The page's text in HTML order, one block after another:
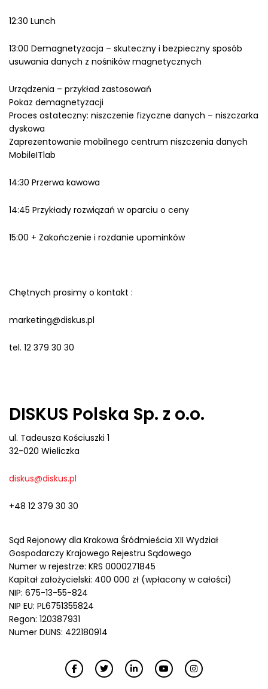
12:30 Lunch
13:00 Demagnetyzacja – skuteczny i bezpieczny sposób
usuwania danych z nośników magnetycznych
Urządzenia – przykład zastosowań
Pokaz demagnetyzacji
Proces ostateczny: niszczenie fizyczne danych – niszczarka
dyskowa
Zaprezentowanie mobilnego centrum niszczenia danych
MobileITlab
14:30 Przerwa kawowa
14:45 Przykłady rozwiązań w oparciu o ceny
15:00 + Zakończenie i rozdanie upominków
Chętnych prosimy o kontakt :
marketing@diskus.pl
tel. 12 379 30 30
DISKUS Polska Sp. z o.o.
ul. Tadeusza Kościuszki 1
32-020 Wieliczka
diskus@diskus.pl
+48 12 379 30 30
Sąd Rejonowy dla Krakowa Śródmieścia XII Wydział
Gospodarczy Krajowego Rejestru Sądowego
Numer w rejestrze: KRS 0000271845
Kapitał założycielski: 400 000 zł (wpłacony w całości)
NIP: 675-13-55-824
NIP EU: PL6751355824
Regon: 120387931
Numer DUNS: 422180914